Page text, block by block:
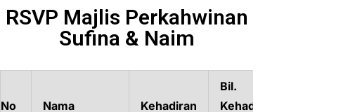
RSVP Majlis Perkahwinan
Sufina & Naim
No Nama Kehadiran
Bil.
Kehadiran